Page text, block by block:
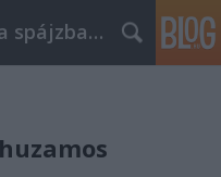
Az oroszok már nincsenek a spájzban...